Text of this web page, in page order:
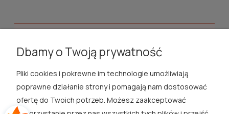
ROSA ĆWIK
SKLEP
Dbamy o Twoją prywatność
Pliki cookies i pokrewne im technologie umożliwiają
poprawne działanie strony i pomagają nam dostosować
ofertę do Twoich potrzeb. Możesz zaakceptować